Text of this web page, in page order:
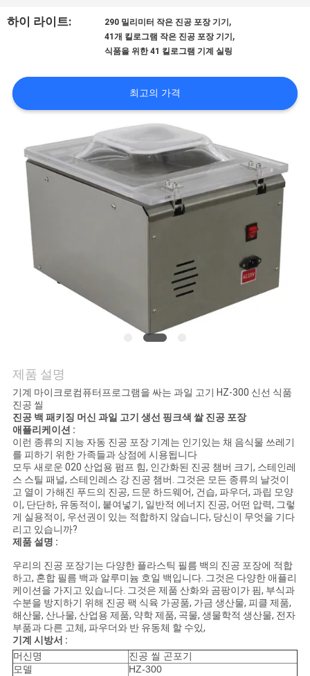
품
관
리
사
건
견
적
요
청
사
이
트
맵
하이 라이트: 290 밀리미터 작은 진공 포장 기기 ,
41개 킬로그램 작은 진공 포장 기기 ,
식품을 위한 41 킬로그램 기계 실링
최고의 가격
제품 설명
기계 마이크로컴퓨터프로그램을 싸는 과일 고기 HZ-300 신선 식품
진공 씰
진공 백 패키징 머신 과일 고기 생선 핑크색 쌀 진공 포장
애플리케이션 :
이런 종류의 지능 자동 진공 포장 기계는 인기있는 채 음식물 쓰레기
를 피하기 위한 가족들과 상점에 시용됩니다
모두 새로운 020 산업용 펌프 힘, 인간화된 진공 챔버 크기, 스테인레
스 스틸 패널, 스테인레스 강 진공 챔버. 그것은 모든 종류의 날것이
고 열이 가해진 푸드의 진공, 드문 하드웨어, 건습, 파우더, 과립 모양
이, 단단하, 유동적이, 붙여넣기, 일반적 에너지 진공, 어떤 압력, 그렇
게 실용적이, 우선권이 있는 적합하지 않습니다, 당신이 무엇을 기다
리고 있습니까?
제품 설명 :
우리의 진공 포장기는 다양한 플라스틱 필름 백의 진공 포장에 적합
하고, 혼합 필름 백과 알루미늄 호일 백입니다. 그것은 다양한 애플리
케이션을 가지고 있습니다. 그것은 제품 산화와 곰팡이가 핌, 부식과
수분을 방지하기 위해 진공 팩 식육 가공품, 가금 생산물, 피클 제품,
해산물, 산나물, 산업용 제품, 약학 제품, 곡물, 생물학적 생산물, 전자
부품과 다른 고체, 파우더와 반 유동체 할 수있,
기계 시방서 :
머신명
진공 씰 곤포기
모델
HZ-300